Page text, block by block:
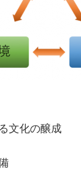
文化の醸成